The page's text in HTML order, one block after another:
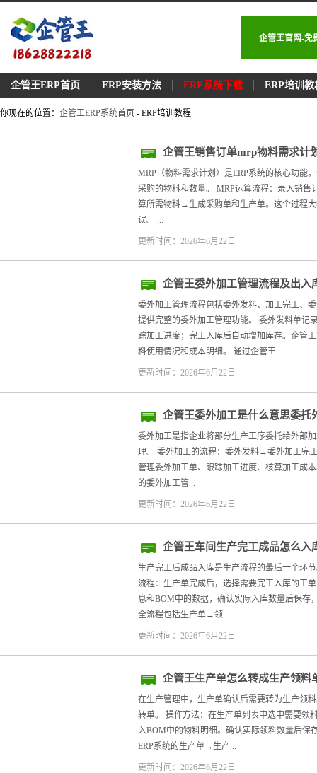
企管王官网-免
企管王ERP首页 ERP安装方法 ERP系统下载 ERP培训教
你现在的位置： 企管王ERP系统首页 - ERP培训教程
企管王销售订单mrp物料需求计
MRP（物料需求计划）是ERP系统的核心功能
采购的物料和数量。 MRP运算流程：录入销
算所需物料→生成采购单和生产单。这个过程
误。 ...
更新时间：2026年6月22日
企管王委外加工管理流程及出入
委外加工管理流程包括委外发料、加工完工、
提供完整的委外加工管理功能。 委外发料单记
踪加工进度；完工入库后自动增加库存。企管
料使用情况和成本明细。 通过企管王...
更新时间：2026年6月22日
企管王委外加工是什么意思委托
委外加工是指企业将部分生产工序委托给外部
理。 委外加工的流程：委外发料→委外加工完
管理委外加工单、跟踪加工进度、核算加工成
的委外加工管...
更新时间：2026年6月22日
企管王车间生产完工成品怎么入
生产完工后成品入库是生产流程的最后一个环
流程：生产单完成后，选择需要完工入库的工
息和BOM中的数据，确认实际入库数量后保存
全流程包括生产单→领...
更新时间：2026年6月22日
企管王生产单怎么转成生产领料
在生产管理中，生产单确认后需要转为生产领
转单。 操作方法：在生产单列表中选中需要领
入BOM中的物料明细。确认实际领料数量后保
ERP系统的生产单→生产...
更新时间：2026年6月22日